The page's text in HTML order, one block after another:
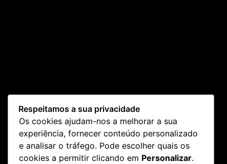
Respeitamos a sua privacidade
Os cookies ajudam-nos a melhorar a sua
experiência, fornecer conteúdo personalizado
e analisar o tráfego. Pode escolher quais os
cookies a permitir clicando em Personalizar.